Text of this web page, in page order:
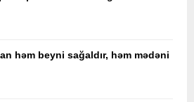
həm beyni sağaldır, həm mədəni